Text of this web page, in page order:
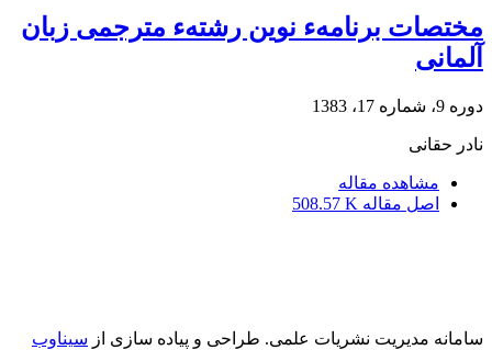
مختصات برنامهء نوین رشتهء مترجمی زبان
آلمانی
دوره 9، شماره 17، 1383
نادر حقانى
مشاهده مقاله
اصل مقاله 508.57 K
سامانه مدیریت نشریات علمی. طراحی و پیاده سازی از سیناوب